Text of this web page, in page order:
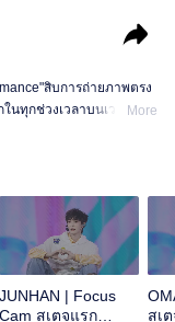
สิบการถ่ายภาพตรง
นทุกช่วงเวลาบนเวที!โอเค
More
JUNHAN | Focus
Cam สเตจแรก
สเ